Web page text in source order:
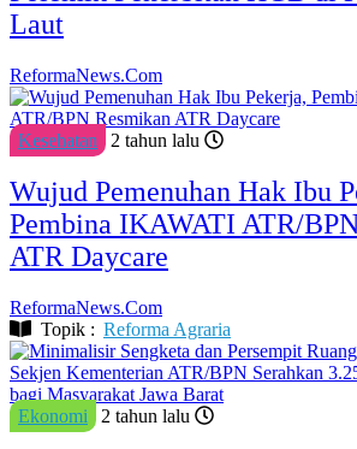
Laut
ReformaNews.Com
Kesehatan 2 tahun lalu
Wujud Pemenuhan Hak Ibu
Pembina IKAWATI ATR/
ATR Daycare
ReformaNews.Com
Topik : Reforma Agraria
Ekonomi 2 tahun lalu